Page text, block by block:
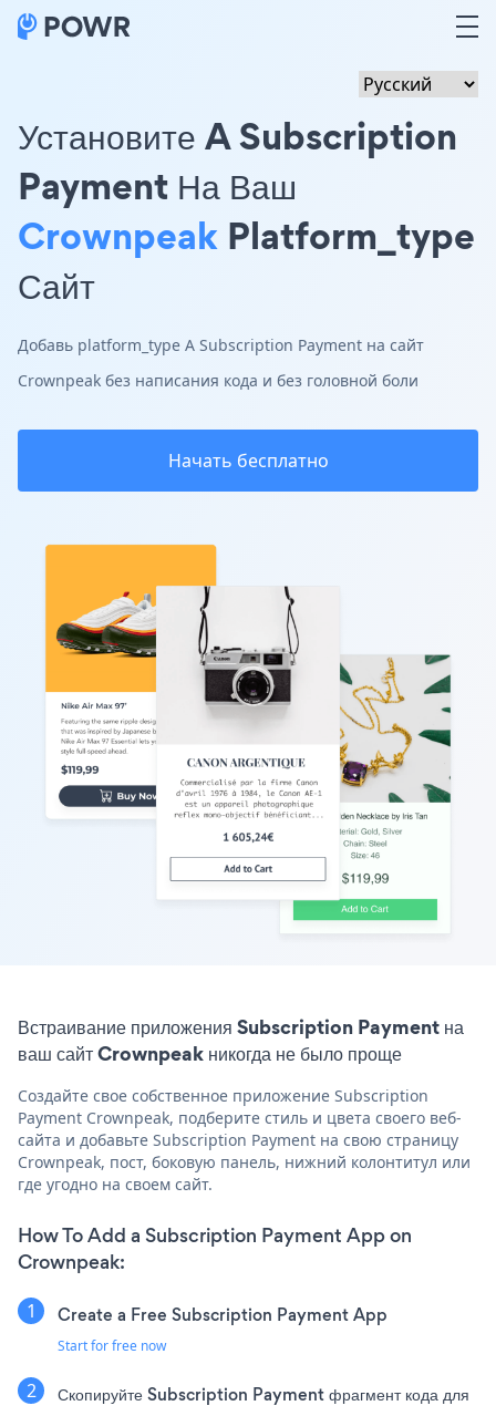
Установите A Subscription
Payment На Ваш
Crownpeak Platform_type
Сайт
Добавь platform_type A Subscription Payment на сайт
Crownpeak без написания кода и без головной боли
Начать бесплатно
Встраивание приложения Subscription Payment на
ваш сайт Crownpeak никогда не было проще
Создайте свое собственное приложение Subscription
Payment Crownpeak, подберите стиль и цвета своего веб-
сайта и добавьте Subscription Payment на свою страницу
Crownpeak, пост, боковую панель, нижний колонтитул или
где угодно на своем сайт.
How To Add a Subscription Payment App on
Crownpeak:
Create a Free Subscription Payment App
Start for free now
Скопируйте Subscription Payment фрагмент кода для